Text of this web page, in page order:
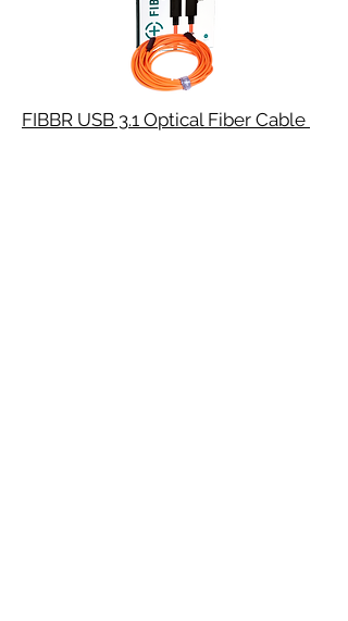
FIBBR USB 3.1 Optical Fiber Cable